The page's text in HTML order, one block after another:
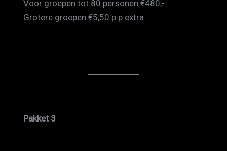
Voor groepen tot 80 personen €480,-
Grotere groepen €5,50 p.p extra
Pakket 3